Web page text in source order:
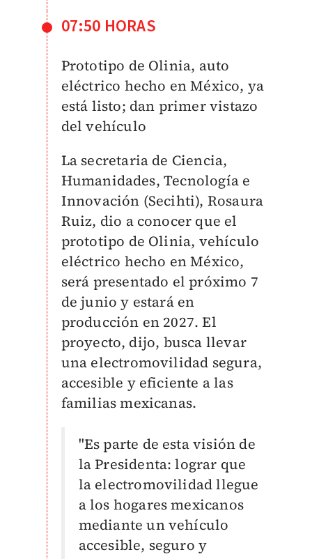
07:50 HORAS
Prototipo de Olinia, auto
eléctrico hecho en México, ya
está listo; dan primer vistazo
del vehículo
La secretaria de Ciencia,
Humanidades, Tecnología e
Innovación (Secihti), Rosaura
Ruiz, dio a conocer que el
prototipo de Olinia, vehículo
eléctrico hecho en México,
será presentado el próximo 7
de junio y estará en
producción en 2027. El
proyecto, dijo, busca llevar
una electromovilidad segura,
accesible y eficiente a las
familias mexicanas.
"Es parte de esta visión de
la Presidenta: lograr que
la electromovilidad llegue
a los hogares mexicanos
mediante un vehículo
accesible, seguro y